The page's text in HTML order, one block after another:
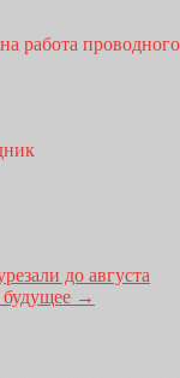
работа
до августа
→